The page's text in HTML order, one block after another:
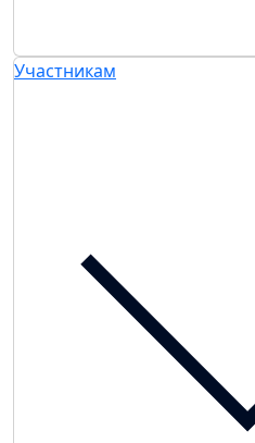
Участникам